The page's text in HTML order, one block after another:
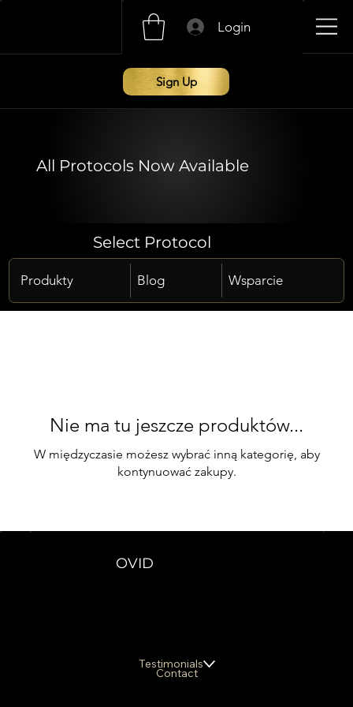
Login
Sign Up
All Protocols Now Available
Select Protocol
Produkty Blog Wsparcie
Nie ma tu jeszcze produktów...
W międzyczasie możesz wybrać inną kategorię, aby
kontynuować zakupy.
OVID
Testimonials
Contact